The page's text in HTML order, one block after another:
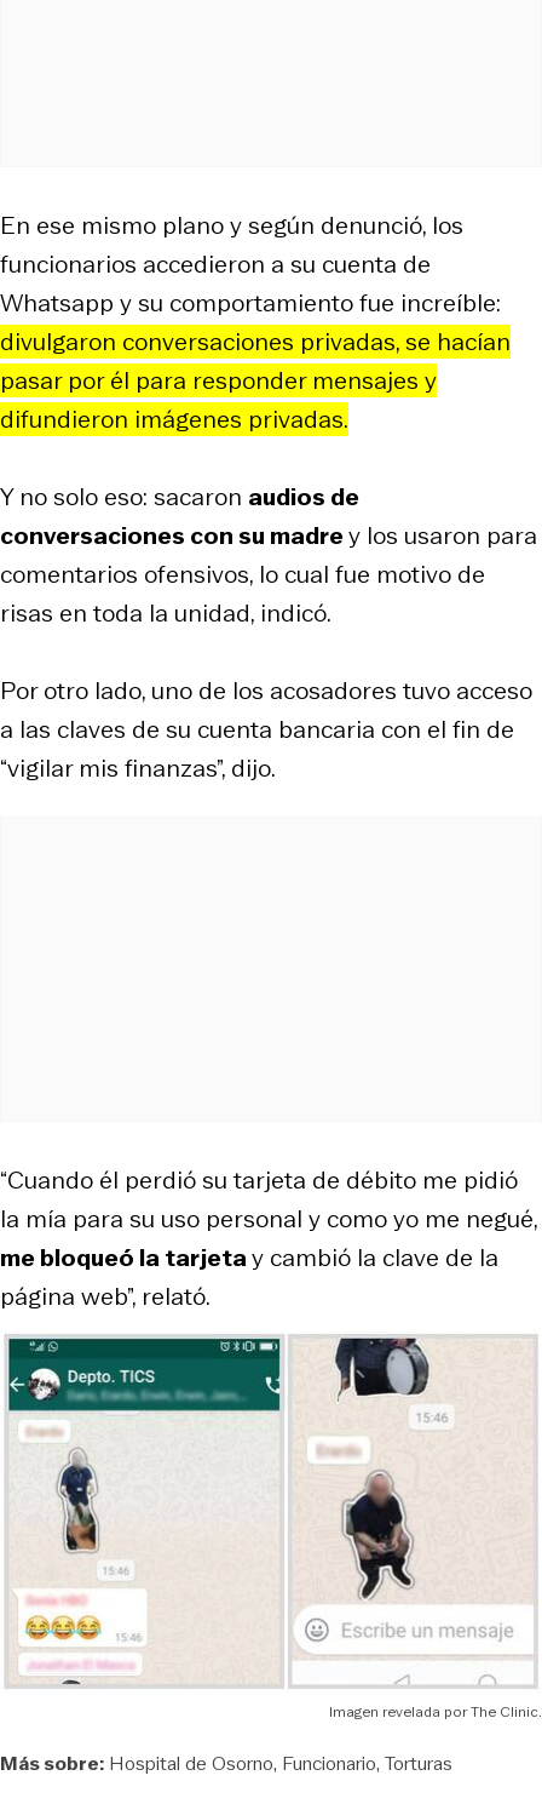
En ese mismo plano y según denunció, los
funcionarios accedieron a su cuenta de
Whatsapp y su comportamiento fue increíble:
divulgaron conversaciones privadas, se hacían
pasar por él para responder mensajes y
difundieron imágenes privadas.
Y no solo eso: sacaron audios de
conversaciones con su madrey los usaron para
comentarios ofensivos, lo cual fue motivo de
risas en toda la unidad, indicó.
Por otro lado, uno de los acosadores tuvo acceso
a las claves de su cuenta bancaria con el fin de
“vigilar mis finanzas”, dijo.
“Cuando él perdió su tarjeta de débito me pidió
la mía para su uso personal y como yo me negué,
me bloqueó la tarjetay cambió la clave de la
página web”, relató.
Imagen revelada por The Clinic.
Más sobre: Hospital de Osorno Funcionario Torturas